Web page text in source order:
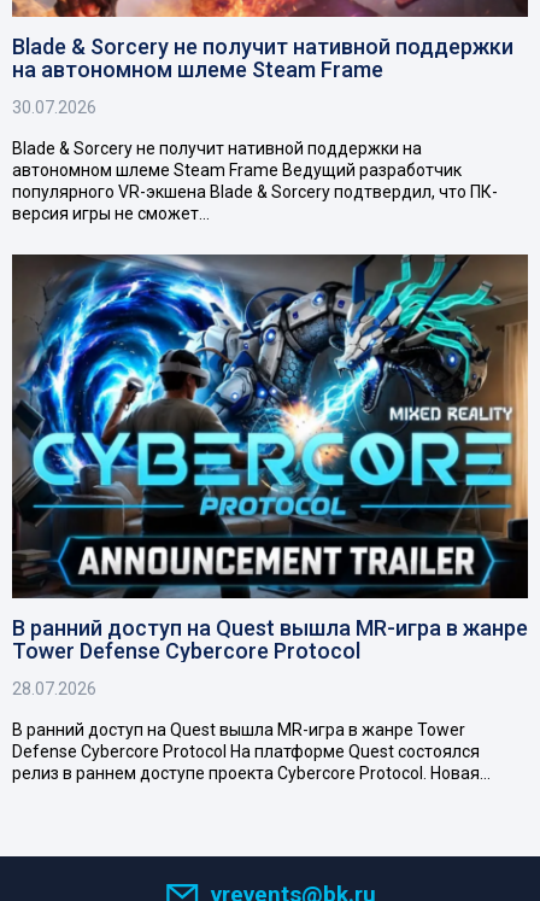
Blade & Sorcery не получит нативной поддержки
на автономном шлеме Steam Frame
30.07.2026
Blade & Sorcery не получит нативной поддержки на
автономном шлеме Steam Frame Ведущий разработчик
популярного VR-экшена Blade & Sorcery подтвердил, что ПК-
версия игры не сможет…
В ранний доступ на Quest вышла MR-игра в жанре
Tower Defense Cybercore Protocol
28.07.2026
В ранний доступ на Quest вышла MR-игра в жанре Tower
Defense Cybercore Protocol На платформе Quest состоялся
релиз в раннем доступе проекта Cybercore Protocol. Новая…
vrevents@bk.ru